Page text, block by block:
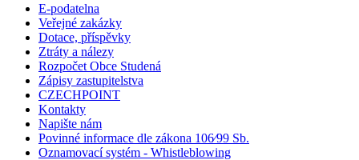
E-podatelna
Veřejné zakázky
Dotace, příspěvky
Ztráty a nálezy
Rozpočet Obce Studená
Zápisy zastupitelstva
CZECHPOINT
Kontakty
Napište nám
Povinné informace dle zákona 106⁄99 Sb.
Oznamovací systém - Whistleblowing